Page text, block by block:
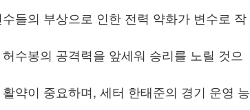
들의 부상으로 인한 전력 약화가 변수로 작
수봉의 공격력을 앞세워 승리를 노릴 것으
약이 중요하며, 세터 한태준의 경기 운영 능